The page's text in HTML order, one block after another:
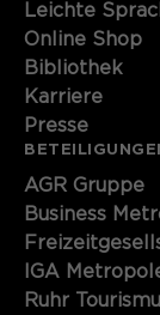
Leichte
Online Shop
Bibliothek
Karriere
Presse
AGR Gruppe
Business
IGA
Ruhr